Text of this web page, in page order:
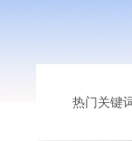
热门关键